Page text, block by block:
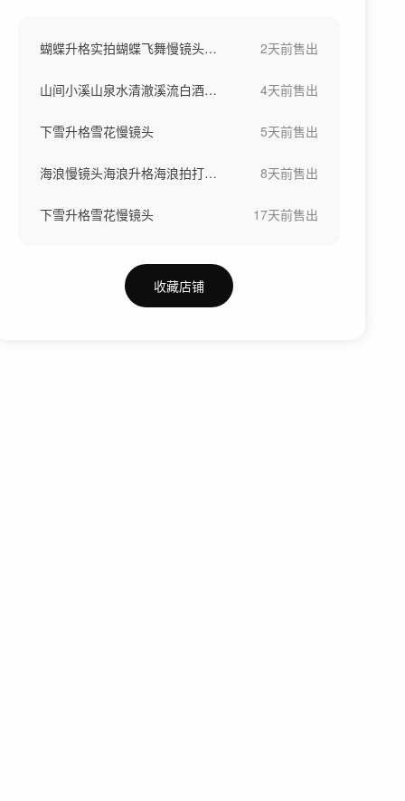
蝴蝶升格实拍蝴蝶飞舞慢镜头两只蝴蝶 2天前售出
山间小溪山泉水清澈溪流白酒酿酒流水 4天前售出
下雪升格雪花慢镜头 5天前售出
海浪慢镜头海浪升格海浪拍打礁石 8天前售出
下雪升格雪花慢镜头 17天前售出
收藏店铺